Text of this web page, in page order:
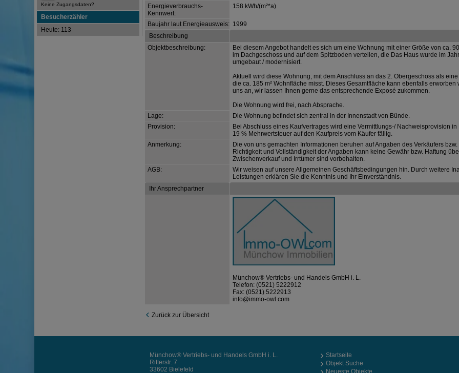
Keine Zugangsdaten?
Besucherzähler
Heute: 113
Energieverbrauchs-
Kennwert:
158 kWh/(m²*a)
Baujahr laut Energieausweis: 1999
Beschreibung
Objektbeschreibung:
Bei diesem Angebot handelt es sich um eine Wohnung mit einer Größe von ca.
im Dachgeschoss und auf dem Spitzboden verteilen, die Das Haus wurde im
umgebaut / modernisiert.
Aktuell wird diese Wohnung, mit dem Anschluss an das 2. Obergeschoss als
die ca. 185 m² Wohnfläche misst. Dieses Gesamtfläche kann ebenfalls erworben
uns an, wir lassen Ihnen gerne das entsprechende Exposé zukommen.
Die Wohnung wird frei, nach Absprache.
Lage:
Die Wohnung befindet sich zentral in der Innenstadt von Bünde.
Provision:
Bei Abschluss eines Kaufvertrages wird eine Vermittlungs-/ Nachweisprovision
19 % Mehrwertsteuer auf den Kaufpreis vom Käufer fällig.
Anmerkung:
Die von uns gemachten Informationen beruhen auf Angaben des Verkäufers
Richtigkeit und Vollständigkeit der Angaben kann keine Gewähr bzw. Haftung
Zwischenverkauf und Irrtümer sind vorbehalten.
AGB:
Wir weisen auf unsere Allgemeinen Geschäftsbedingungen hin. Durch weitere
Leistungen erklären Sie die Kenntnis und Ihr Einverständnis.
Ihr Ansprechpartner
Münchow® Vertriebs- und Handels GmbH i. L.
Telefon:(0521) 5222912
Fax: (0521) 5222913
info@immo-owl.com
Zurück zur Übersicht
Münchow® Vertriebs- und Handels GmbH i. L.
Ritterstr. 7
33602 Bielefeld
Startseite
Objekt Suche